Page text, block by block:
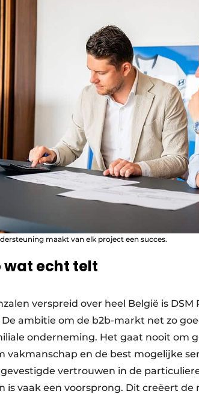
maakt van elk project een succes.
wat echt telt
verspreid over heel België is
ambitie om de b2b-markt net zo
onderneming. Het gaat nooit om
vakmanschap en de best mogelijke
vertrouwen in de
is vaak een voorsprong. Dit creëert